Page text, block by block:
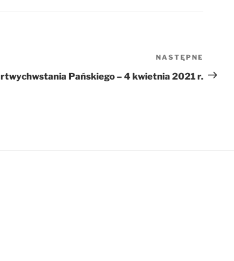
wpis
NASTĘPNE
Pańskiego – 4 kwietnia 2021 r.